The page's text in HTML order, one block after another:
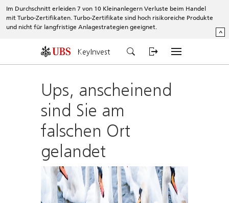
Im Durchschnitt erleiden 7 von 10 Kleinanlegern Verluste beim Handel
mit Turbo-Zertifikaten. Turbo-Zertifikate sind hoch risikoreiche Produkte
und nicht für langfristige Anlagestrategien geeignet.
^
KeyInvest
Ups, anscheinend
sind Sie am
falschen Ort
gelandet